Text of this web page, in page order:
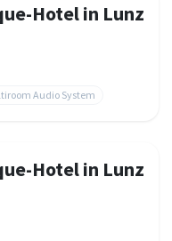
Hotel in Lunz
Audio System
Hotel in Lunz